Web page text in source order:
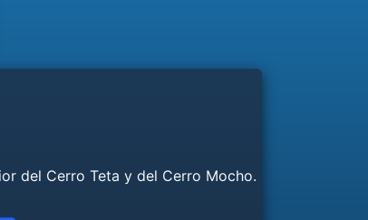
del Cerro Teta y del Cerro Mocho.